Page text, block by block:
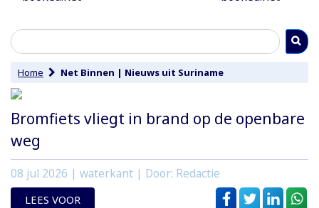
Home Net Binnen | Nieuws uit Suriname
Bromfiets vliegt in brand op de openbare
weg
08 jul 2026 | waterkant | Door: Redactie
LEES VOOR